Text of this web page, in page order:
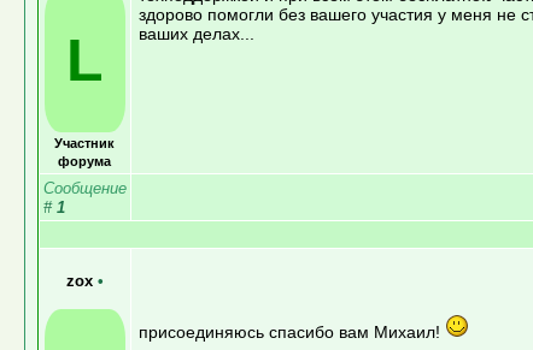
L
Участник
форума
здорово помогли без вашего участия у меня не
ваших делах...
Сообщение
# 1
zox •
присоединяюсь спасибо вам Михаил!